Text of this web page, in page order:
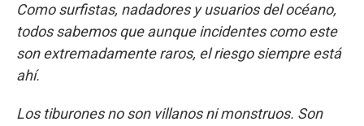
Como surfistas, nadadores y usuarios del océano,
todos sabemos que aunque incidentes como este
son extremadamente raros, el riesgo siempre está
ahí.
Los tiburones no son villanos ni monstruos. Son